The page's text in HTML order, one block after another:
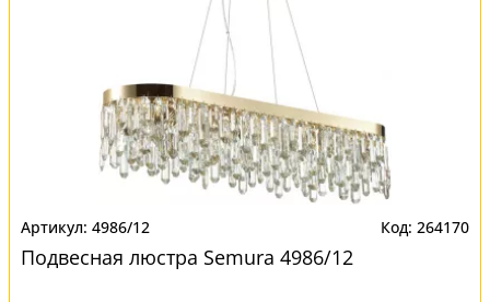
4986/12 264170
Подвесная люстра Semura 4986/12